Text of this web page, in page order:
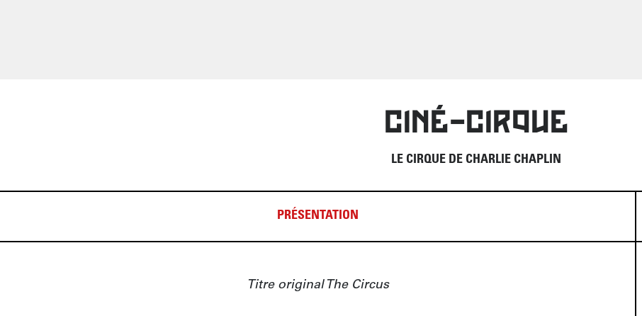
CINÉ-CIRQUE
LE CIRQUE DE CHARLIE CHAPLIN
PRÉSENTATION
Titre original The Circus